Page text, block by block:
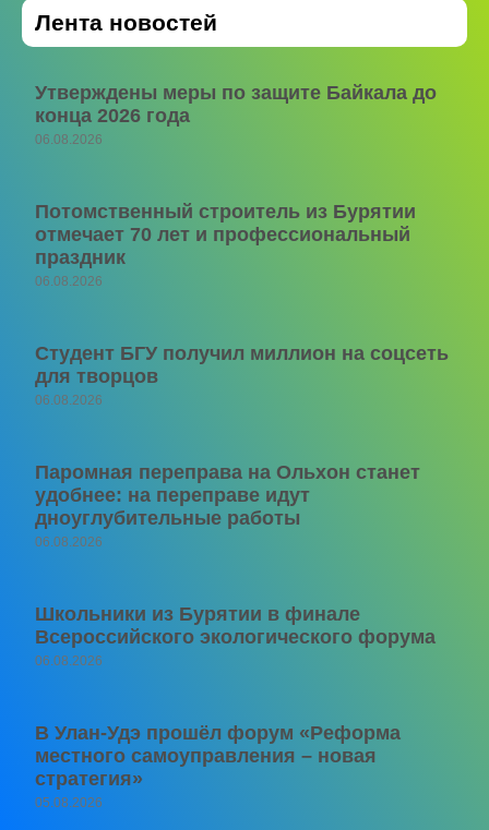
Лента новостей
Утверждены меры по защите Байкала до
конца 2026 года
06.08.2026
Потомственный строитель из Бурятии
отмечает 70 лет и профессиональный
праздник
06.08.2026
Студент БГУ получил миллион на соцсеть
для творцов
06.08.2026
Паромная переправа на Ольхон станет
удобнее: на переправе идут
дноуглубительные работы
06.08.2026
Школьники из Бурятии в финале
Всероссийского экологического форума
06.08.2026
В Улан-Удэ прошёл форум «Реформа
местного самоуправления – новая
стратегия»
05.08.2026